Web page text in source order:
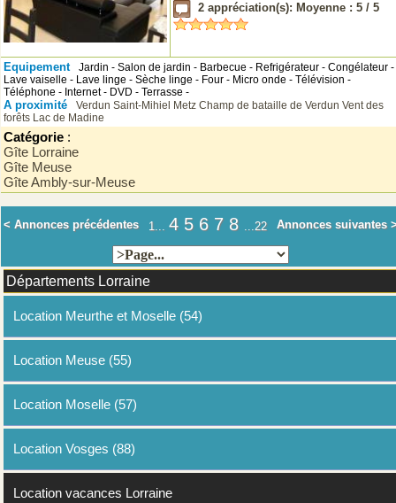
2 appréciation(s): Moyenne : 5 / 5
Equipement
Jardin - Salon de jardin - Barbecue - Refrigérateur - Congélateur -
Lave vaiselle - Lave linge - Sèche linge - Four - Micro onde - Télévision -
Téléphone - Internet - DVD - Terrasse -
A proximité Verdun Saint-Mihiel Metz Champ de bataille de Verdun Vent des
forêts Lac de Madine
Catégorie :
Gîte Lorraine
Gîte Meuse
Gîte Ambly-sur-Meuse
< Annonces précédentes 1... 4 5 6 7 8 ...22 Annonces suivantes
Départements Lorraine
Location Meurthe et Moselle (54)
Location Meuse (55)
Location Moselle (57)
Location Vosges (88)
Location vacances Lorraine